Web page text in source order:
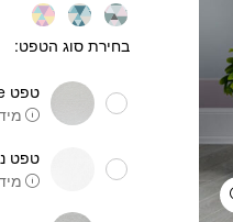
בחירת סוג הטפט:
טפט One piece
טפט